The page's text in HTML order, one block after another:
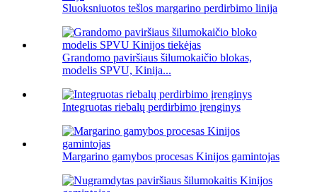
Sluoksniuotos tešlos margarino perdirbimo linija
Grandomo paviršiaus šilumokaičio blokas,
modelis SPVU, Kinija...
Integruotas riebalų perdirbimo įrenginys
Margarino gamybos procesas Kinijos gamintojas